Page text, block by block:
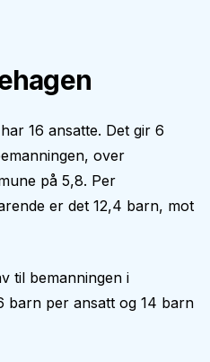
16 ansatte. Det gir 6
over
på 5,8. Per
er det 12,4 barn, mot
til bemanningen i
barn per ansatt og 14 barn